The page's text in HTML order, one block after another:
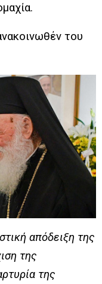
του
απόδειξη της
της
της